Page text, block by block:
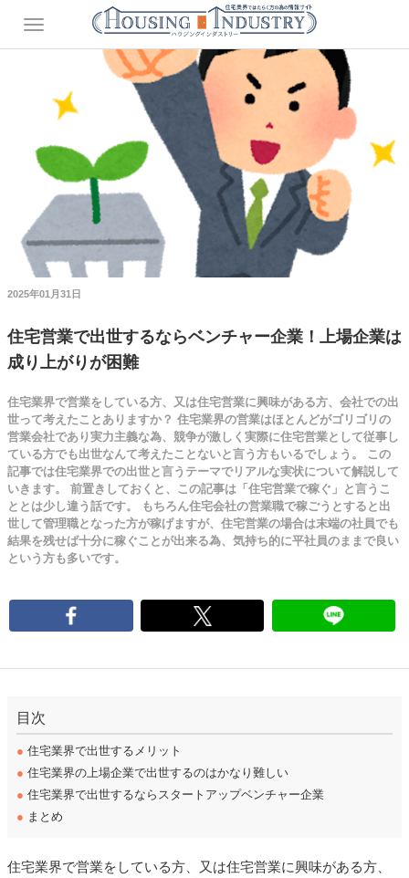
2025年01月31日
住宅営業で出世するならベンチャー企業！上場企業は
成り上がりが困難
住宅業界で営業をしている方、又は住宅営業に興味がある方、会社での出
世って考えたことありますか？ 住宅業界の営業はほとんどがゴリゴリの
営業会社であり実力主義な為、競争が激しく実際に住宅営業として従事し
ている方でも出世なんて考えたことないと言う方もいるでしょう。 この
記事では住宅業界での出世と言うテーマでリアルな実状について解説して
いきます。 前置きしておくと、この記事は「住宅営業で稼ぐ」と言うこ
ととは少し違う話です。 もちろん住宅会社の営業職で稼ごうとすると出
世して管理職となった方が稼げますが、住宅営業の場合は末端の社員でも
結果を残せば十分に稼ぐことが出来る為、気持ち的に平社員のままで良い
という方も多いです。
目次
● 住宅業界で出世するメリット
● 住宅業界の上場企業で出世するのはかなり難しい
● 住宅業界で出世するならスタートアップベンチャー企業
● まとめ
住宅業界で営業をしている方、又は住宅営業に興味がある方、